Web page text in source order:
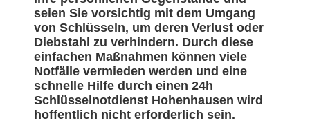
seien Sie vorsichtig mit dem Umgang
von Schlüsseln, um deren Verlust oder
Diebstahl zu verhindern. Durch diese
einfachen Maßnahmen können viele
Notfälle vermieden werden und eine
schnelle Hilfe durch einen 24h
Schlüsselnotdienst Hohenhausen wird
hoffentlich nicht erforderlich sein.